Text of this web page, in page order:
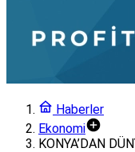
Haberler
Ekonomi
KONYA’DAN